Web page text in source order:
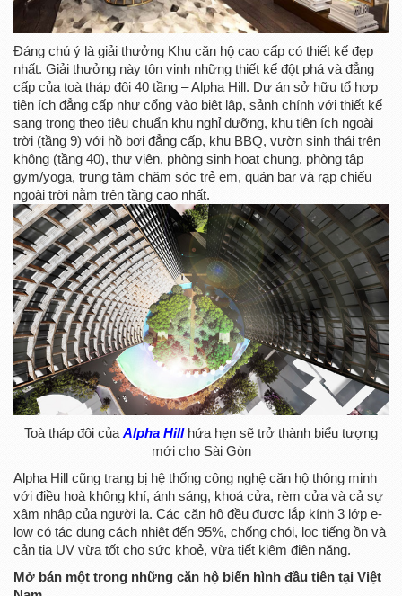
Đáng chú ý là giải thưởng Khu căn hộ cao cấp có thiết kế đẹp
nhất. Giải thưởng này tôn vinh những thiết kế đột phá và đẳng
cấp của toà tháp đôi 40 tầng – Alpha Hill. Dự án sở hữu tổ hợp
tiện ích đẳng cấp như cổng vào biệt lập, sảnh chính với thiết kế
sang trọng theo tiêu chuẩn khu nghỉ dưỡng, khu tiện ích ngoài
trời (tầng 9) với hồ bơi đẳng cấp, khu BBQ, vườn sinh thái trên
không (tầng 40), thư viện, phòng sinh hoạt chung, phòng tập
gym/yoga, trung tâm chăm sóc trẻ em, quán bar và rạp chiếu
ngoài trời nằm trên tầng cao nhất.
Toà tháp đôi củaAlpha Hillhứa hẹn sẽ trở thành biểu tượng
mới cho Sài Gòn
Alpha Hill cũng trang bị hệ thống công nghệ căn hộ thông minh
với điều hoà không khí, ánh sáng, khoá cửa, rèm cửa và cả sự
xâm nhập của người lạ. Các căn hộ đều được lắp kính 3 lớp e-
low có tác dụng cách nhiệt đến 95%, chống chói, lọc tiếng ồn và
cản tia UV vừa tốt cho sức khoẻ, vừa tiết kiệm điện năng.
Mở bán một trong những căn hộ biến hình đầu tiên tại Việt